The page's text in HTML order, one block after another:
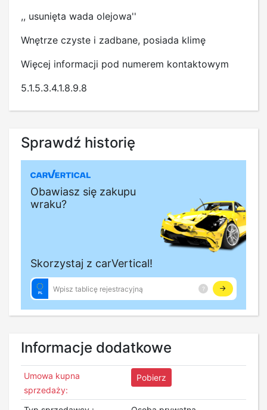
,, usunięta wada olejowa''
Wnętrze czyste i zadbane, posiada klimę
Więcej informacji pod numerem kontaktowym
5.1.5.3.4.1.8.9.8
Sprawdź historię
Informacje dodatkowe
Umowa kupna
sprzedaży:
Pobierz